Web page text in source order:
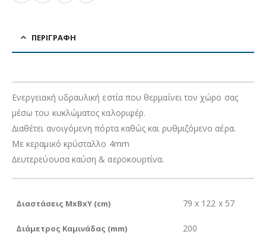
ΠΕΡΙΓΡΑΦΉ
Ενεργειακή υδραυλική εστία που θερµαίνει τον χώρο σας
µέσω του κυκλώµατος καλοριφέρ.
∆ιαθέτει ανοιγόµενη πόρτα καθώς και ρυθµιζόµενο αέρα.
Με κεραµικό κρύσταλλο 4mm
∆ευτερεύουσα καύση & αεροκουρτίνα.
∆ιαστάσεις ΜxΒxΥ (cm) 79 x 122 x 57
∆ιάµετρος Καµινάδας (mm) 200